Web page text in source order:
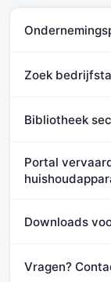
Zoek
Bibliotheek
Portal
Downloads
Vragen?